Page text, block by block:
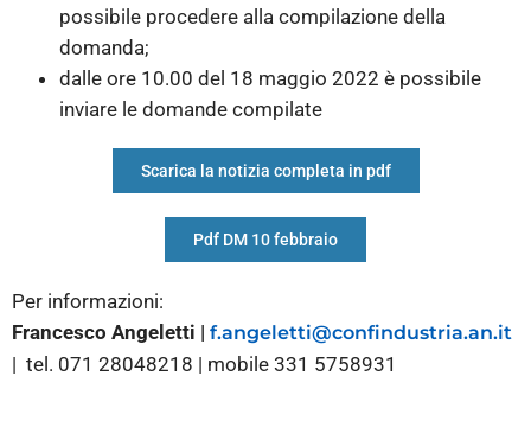
possibile procedere alla compilazione della
domanda;
dalle ore 10.00 del 18 maggio 2022 è possibile
inviare le domande compilate
Scarica la notizia completa in pdf
Pdf DM 10 febbraio
Per informazioni:
Francesco Angeletti | f.angeletti@confindustria.an.it
| tel. 071 28048218 | mobile 331 5758931